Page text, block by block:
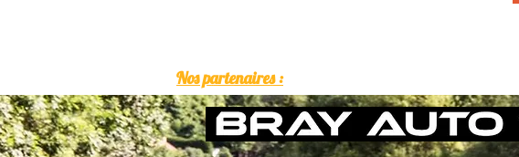
Nos partenaires :